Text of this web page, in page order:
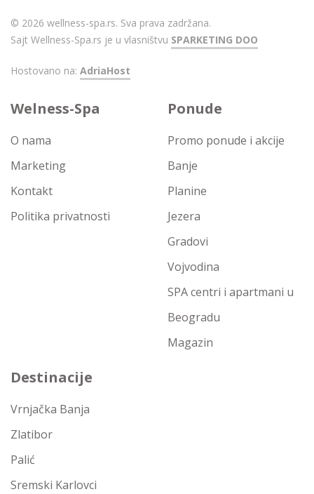
© 2026 wellness-spa.rs. Sva prava zadržana.
Sajt Wellness-Spa.rs je u vlasništvu SPARKETING DOO
Hostovano na: AdriaHost
Welness-Spa
O nama
Marketing
Kontakt
Politika privatnosti
Ponude
Promo ponude i akcije
Banje
Planine
Jezera
Gradovi
Vojvodina
SPA centri i apartmani u
Beogradu
Magazin
Destinacije
Vrnjačka Banja
Zlatibor
Palić
Sremski Karlovci